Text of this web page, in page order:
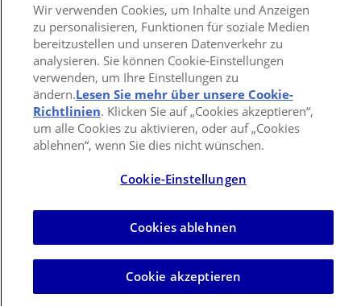
Wir verwenden Cookies, um Inhalte und Anzeigen
zu personalisieren, Funktionen für soziale Medien
bereitzustellen und unseren Datenverkehr zu
analysieren. Sie können Cookie-Einstellungen
verwenden, um Ihre Einstellungen zu
ändern.Lesen Sie mehr über unsere Cookie-
Richtlinien(opens in a new tab)
. Klicken Sie auf „Cookies akzeptieren“,
um alle Cookies zu aktivieren, oder auf „Cookies
ablehnen“, wenn Sie dies nicht wünschen.
Cookie-Einstellungen
Cookies ablehnen
Cookie akzeptieren